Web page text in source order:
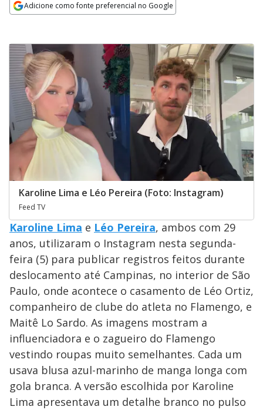
Adicione como fonte preferencial no Google
Karoline Lima e Léo Pereira (Foto: Instagram)
Feed TV
Karoline Lima e Léo Pereira, ambos com 29
anos, utilizaram o Instagram nesta segunda-
feira (5) para publicar registros feitos durante
deslocamento até Campinas, no interior de São
Paulo, onde acontece o casamento de Léo Ortiz,
companheiro de clube do atleta no Flamengo, e
Maitê Lo Sardo. As imagens mostram a
influenciadora e o zagueiro do Flamengo
vestindo roupas muito semelhantes. Cada um
usava blusa azul-marinho de manga longa com
gola branca. A versão escolhida por Karoline
Lima apresentava um detalhe branco no pulso